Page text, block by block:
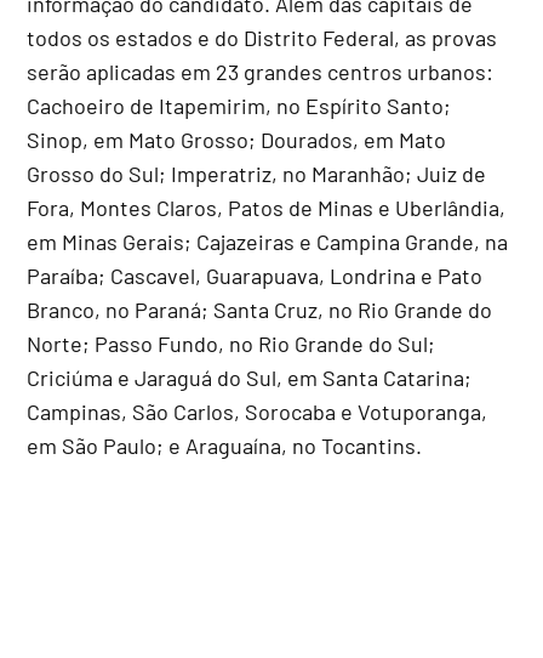
todos os estados e do Distrito Federal, as provas
serão aplicadas em 23 grandes centros urbanos:
Cachoeiro de Itapemirim, no Espírito Santo;
Sinop, em Mato Grosso; Dourados, em Mato
Grosso do Sul; Imperatriz, no Maranhão; Juiz de
Fora, Montes Claros, Patos de Minas e Uberlândia,
em Minas Gerais; Cajazeiras e Campina Grande, na
Paraíba; Cascavel, Guarapuava, Londrina e Pato
Branco, no Paraná; Santa Cruz, no Rio Grande do
Norte; Passo Fundo, no Rio Grande do Sul;
Criciúma e Jaraguá do Sul, em Santa Catarina;
Campinas, São Carlos, Sorocaba e Votuporanga,
em São Paulo; e Araguaína, no Tocantins.